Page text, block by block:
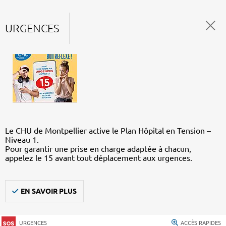
URGENCES
Le CHU de Montpellier active le Plan Hôpital en Tension –
Niveau 1.
Pour garantir une prise en charge adaptée à chacun,
appelez le 15 avant tout déplacement aux urgences.
EN SAVOIR PLUS
URGENCES ACCÈS RAPIDES